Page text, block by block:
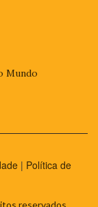
Mundo
| Política de
reservados.